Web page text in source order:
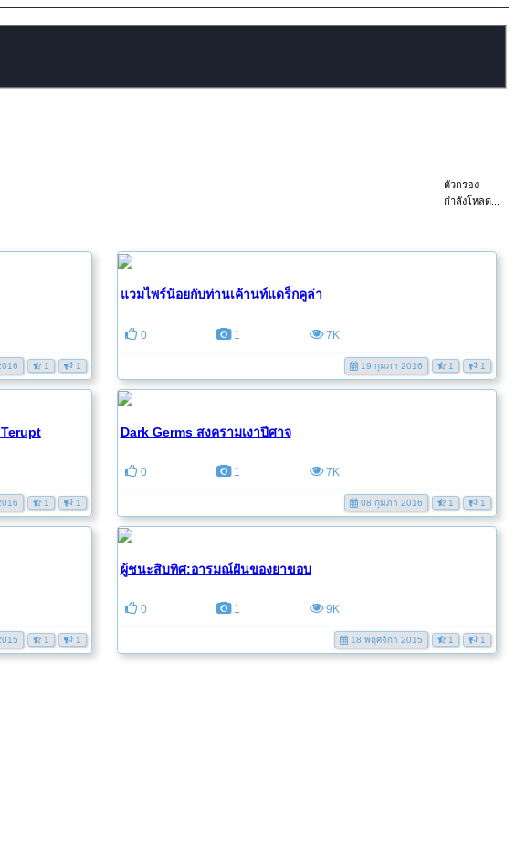
ตัวกรอง
กำลังโหลด...
1 1
แวมไพร์น้อยกับท่านเค้านท์แดร็กคูล่า
0 1 7K
19 กุมภา 2016 1 1
1 1
Dark Germs สงครามเงาปีศาจ
0 1 7K
08 กุมภา 2016 1 1
1 1
ผู้ชนะสิบทิศ:อารมณ์ฝันของยาขอบ
0 1 9K
18 พฤศจิกา 2015 1 1